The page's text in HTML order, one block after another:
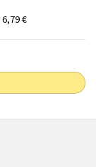
6,79 €